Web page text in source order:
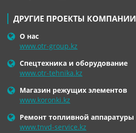
ДРУГИЕ ПРОЕКТЫ КОМПАНИИ
О нас
www.otr-group.kz
Спецтехника и оборудование
www.otr-tehnika.kz
Магазин режущих элементов
www.koronki.kz
Ремонт топливной аппаратуры
www.tnvd-service.kz